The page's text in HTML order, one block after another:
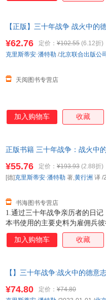
【正版】三十年战争 战火中的
¥62.76 定价： ¥102.55 (6.12折)
天阅图书专营店
克里斯蒂安·潘特勒 /北京联合出版公
加入购物车 收藏
正版书籍 三十年战争：战火中
1.通过三十年战争亲历者的日
本书使用的主要史料为雇佣兵
记，兼顾研究三十年战争的经
内心恐惧与希望交织，被战争
载沉，无意中成了同时代平民
¥55.76 定价： ¥193.93 (2.88折)
书海图书专营店
[德]克里斯蒂安·潘特勒 著,黄行洲 译 /
加入购物车 收藏
【】三十年战争:战火中的德意
¥74.80 定价： ¥74.80